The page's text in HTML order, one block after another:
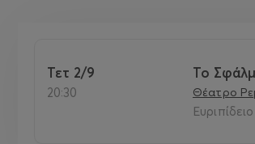
Τετ 2/9
20:30
Το
Θέατρο